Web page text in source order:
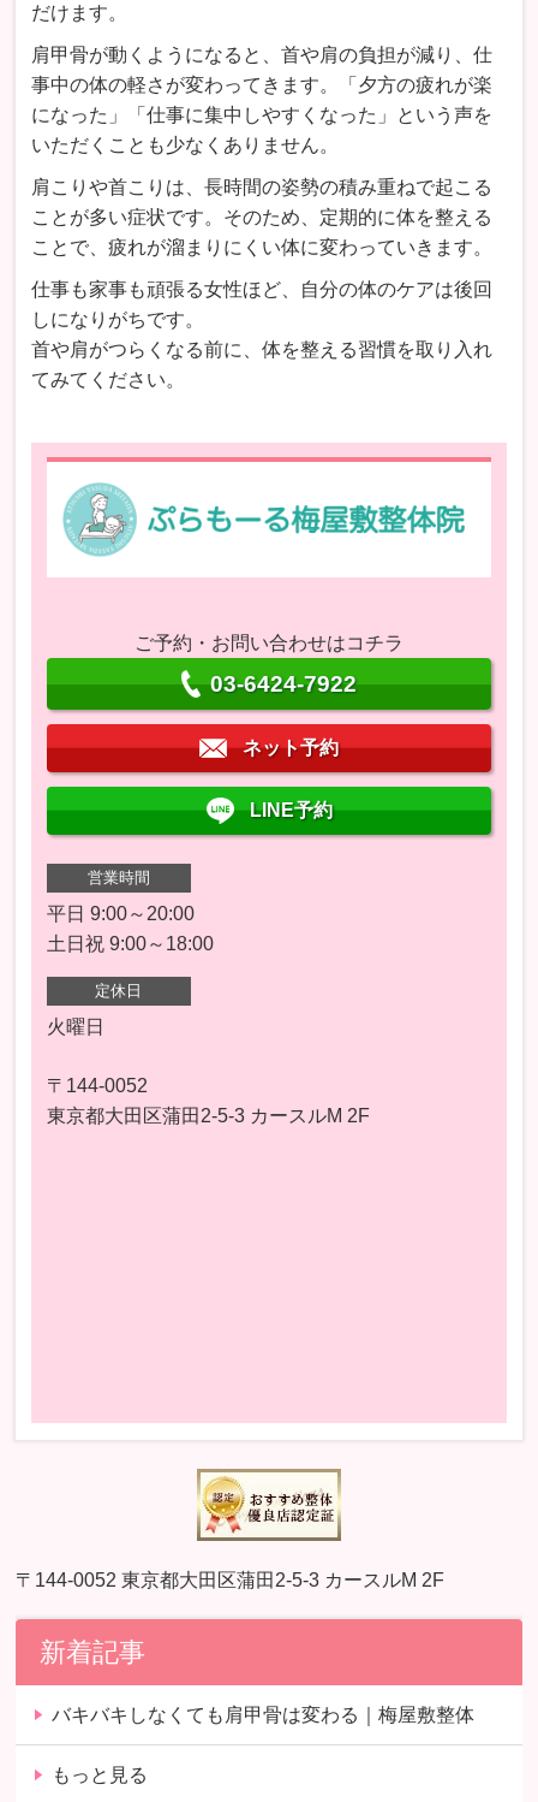
だけます。
肩甲骨が動くようになると、首や肩の負担が減り、仕
事中の体の軽さが変わってきます。「夕方の疲れが楽
になった」「仕事に集中しやすくなった」という声を
いただくことも少なくありません。
肩こりや首こりは、長時間の姿勢の積み重ねで起こる
ことが多い症状です。そのため、定期的に体を整える
ことで、疲れが溜まりにくい体に変わっていきます。
仕事も家事も頑張る女性ほど、自分の体のケアは後回
しになりがちです。
首や肩がつらくなる前に、体を整える習慣を取り入れ
てみてください。
ご予約・お問い合わせはコチラ
03-6424-7922
ネット予約
LINE予約
営業時間
平日 9:00～20:00
土日祝 9:00～18:00
定休日
火曜日
〒144-0052
東京都大田区蒲田2-5-3 カースルM 2F
〒144-0052 東京都大田区蒲田2-5-3 カースルM 2F
新着記事
バキバキしなくても肩甲骨は変わる｜梅屋敷整体
もっと見る